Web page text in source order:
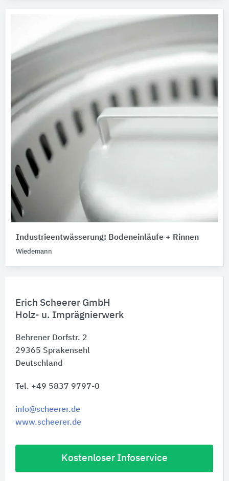
Erich Scheerer GmbH
Holz- u. Imprägnierwerk
Behrener Dorfstr. 2
29365 Sprakensehl
Deutschland
Tel. +49 5837 9797-0
info@scheerer.de
www.scheerer.de
Kostenloser Infoservice
Industrieentwässerung: Bodeneinläufe + Rinnen
Wiedemann